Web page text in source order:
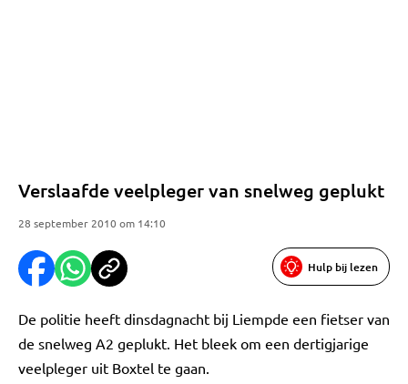
Verslaafde veelpleger van snelweg geplukt
28 september 2010 om 14:10
Hulp bij lezen
De politie heeft dinsdagnacht bij Liempde een fietser van
de snelweg A2 geplukt. Het bleek om een dertigjarige
veelpleger uit Boxtel te gaan.